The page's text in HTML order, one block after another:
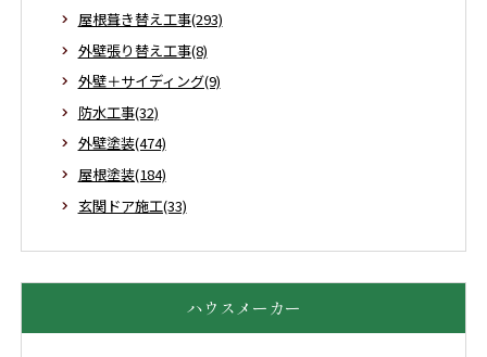
屋根葺き替え工事(293)
外壁張り替え工事(8)
外壁＋サイディング(9)
防水工事(32)
外壁塗装(474)
屋根塗装(184)
玄関ドア施工(33)
ハウスメーカー